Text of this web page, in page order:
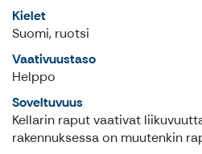
Kielet
Suomi, ruotsi
Vaativuustaso
Helppo
Soveltuvuus
Kellarin raput vaativat
rakennuksessa on muutenkin